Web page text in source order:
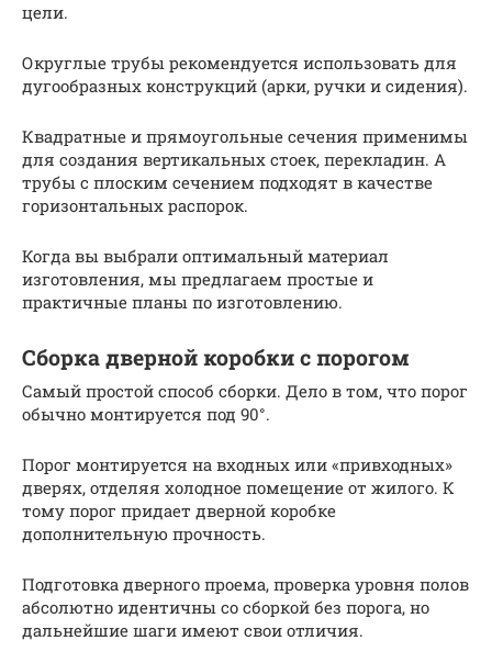
цели.
Округлые трубы рекомендуется использовать для
дугообразных конструкций (арки, ручки и сидения).
Квадратные и прямоугольные сечения применимы
для создания вертикальных стоек, перекладин. А
трубы с плоским сечением подходят в качестве
горизонтальных распорок.
Когда вы выбрали оптимальный материал
изготовления, мы предлагаем простые и
практичные планы по изготовлению.
Сборка дверной коробки с порогом
Самый простой способ сборки. Дело в том, что порог
обычно монтируется под 90°.
Порог монтируется на входных или «привходных»
дверях, отделяя холодное помещение от жилого. К
тому порог придает дверной коробке
дополнительную прочность.
Подготовка дверного проема, проверка уровня полов
абсолютно идентичны со сборкой без порога, но
дальнейшие шаги имеют свои отличия.